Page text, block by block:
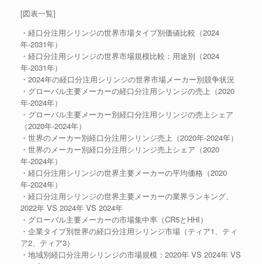
[図表一覧]
・経口分注用シリンジの世界市場タイプ別価値比較（2024
年-2031年）
・経口分注用シリンジの世界市場規模比較：用途別（2024
年-2031年）
・2024年の経口分注用シリンジの世界市場メーカー別競争状況
・グローバル主要メーカーの経口分注用シリンジの売上（2020
年-2024年）
・グローバル主要メーカー別経口分注用シリンジの売上シェア
（2020年-2024年）
・世界のメーカー別経口分注用シリンジ売上（2020年-2024年）
・世界のメーカー別経口分注用シリンジ売上シェア（2020
年-2024年）
・経口分注用シリンジの世界主要メーカーの平均価格（2020
年-2024年）
・経口分注用シリンジの世界主要メーカーの業界ランキング、
2022年 VS 2024年 VS 2024年
・グローバル主要メーカーの市場集中率（CR5とHHI）
・企業タイプ別世界の経口分注用シリンジ市場（ティア1、ティ
ア2、ティア3）
・地域別経口分注用シリンジの市場規模：2020年 VS 2024年 VS